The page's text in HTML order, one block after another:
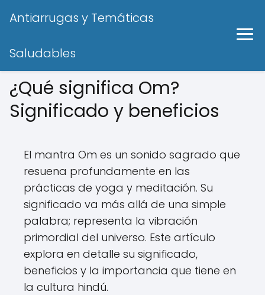
Antiarrugas y Temáticas
Saludables
¿Qué significa Om?
Significado y beneficios
El mantra Om es un sonido sagrado que
resuena profundamente en las
prácticas de yoga y meditación. Su
significado va más allá de una simple
palabra; representa la vibración
primordial del universo. Este artículo
explora en detalle su significado,
beneficios y la importancia que tiene en
la cultura hindú.